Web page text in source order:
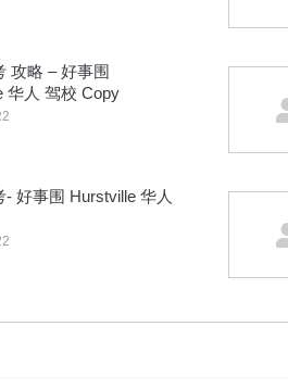
攻略 – 好事围
华人 驾校 Copy
- 好事围 Hurstville 华人